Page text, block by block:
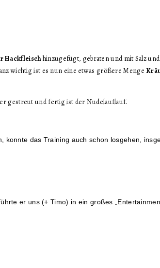
Hackfleisch hinzugefügt, gebraten und mit Salz
wichtig ist es nun eine etwas größere Menge
gestreut und fertig ist der Nudelauflauf.
das Training auch schon losgehen,
er uns (+ Timo) in ein großes